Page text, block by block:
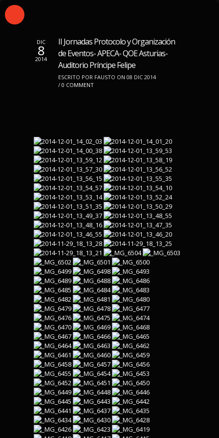
DIC
8
2014
II Jornadas Protocolo y Organización
de Eventos- APECA- QOE Asturias-
Auditorio Príncipe Felipe
ESCRITO POR FAUSTO ON 08 DIC 2014
/ 0 COMMENT